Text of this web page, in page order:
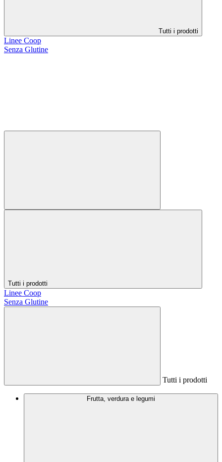
Tutti i prodotti
Linee Coop
Senza Glutine
Tutti i prodotti
Linee Coop
Senza Glutine
Tutti i prodotti
Frutta, verdura e legumi